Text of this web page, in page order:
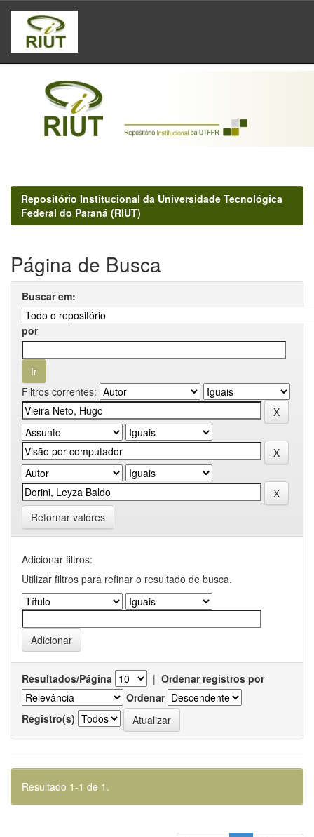
Skip
navigation
Repositório Institucional da Universidade Tecnológica
Federal do Paraná (RIUT)
Página de Busca
Buscar em:
por
Filtros correntes:
Retornar valores
Adicionar filtros:
Utilizar filtros para refinar o resultado de busca.
Resultados/Página | Ordenar registros por
Ordenar
Registro(s)
Resultado 1-1 de 1.